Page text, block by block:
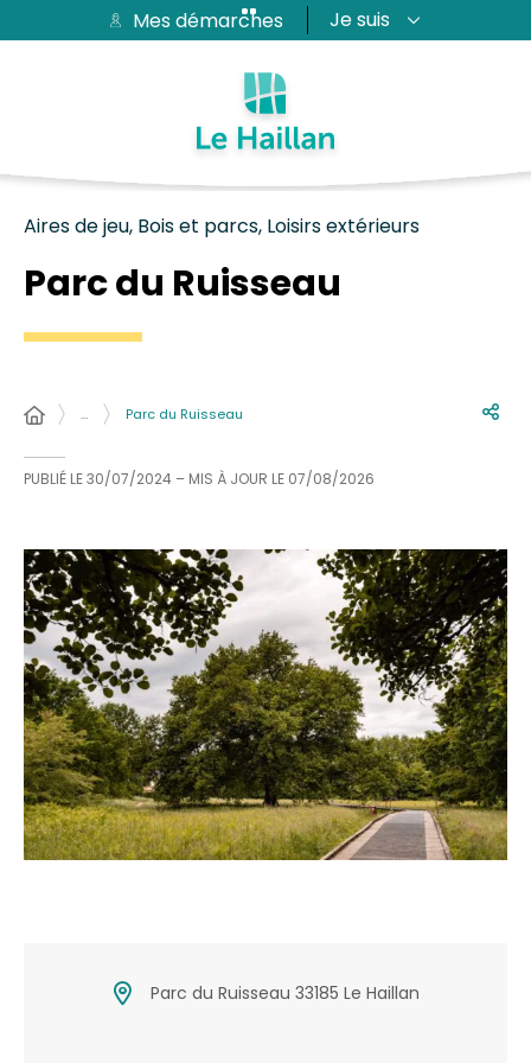
Aide et accessibilité
Passer au menu
Passer au contenuMes démarches Je suis
Aires de jeu, Bois et parcs, Loisirs extérieurs
Parc du Ruisseau
… Parc du Ruisseau
PUBLIÉ LE30/07/2024 – MIS À JOUR LE 07/08/2026
Parc du Ruisseau 33185 Le Haillan